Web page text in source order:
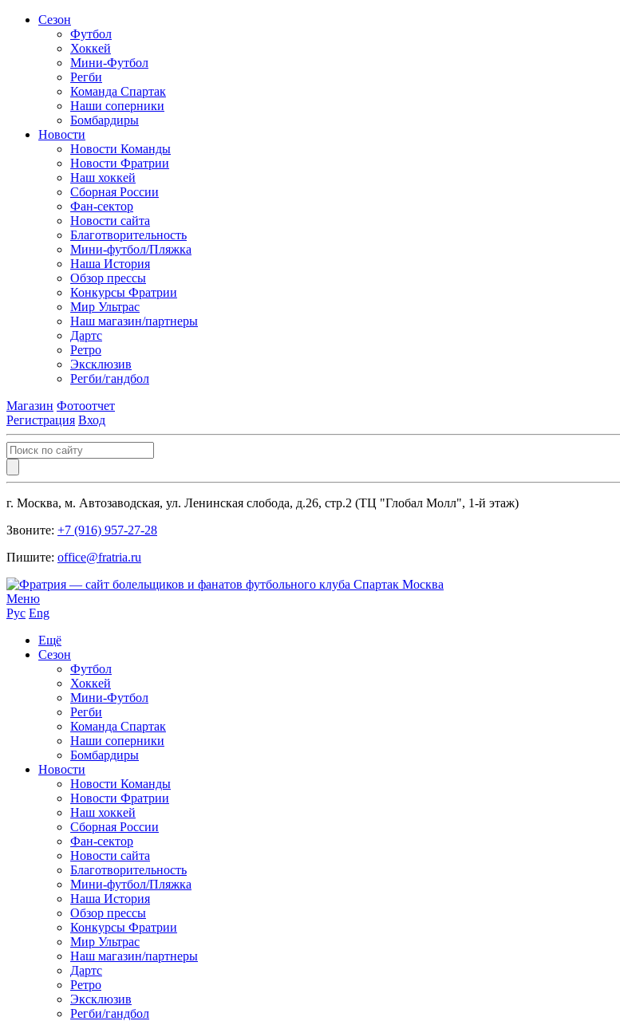
Сезон
Футбол
Хоккей
Мини-Футбол
Регби
Команда Спартак
Наши соперники
Бомбардиры
Новости
Новости Команды
Новости Фратрии
Наш хоккей
Сборная России
Фан-cектор
Новости сайта
Благотворительность
Мини-футбол/Пляжка
Наша История
Обзор прессы
Конкурсы Фратрии
Мир Ультрас
Наш магазин/партнеры
Дартс
Ретро
Эксклюзив
Регби/гандбол
Магазин Фотоотчет
Регистрация Вход
г. Москва, м. Автозаводская, ул. Ленинская слобода, д.26, стр.2 (ТЦ "Глобал Молл", 1-й этаж)
Звоните: +7 (916) 957-27-28
Пишите: office@fratria.ru
Меню
Рус Eng
Ещё
Сезон
Футбол
Хоккей
Мини-Футбол
Регби
Команда Спартак
Наши соперники
Бомбардиры
Новости
Новости Команды
Новости Фратрии
Наш хоккей
Сборная России
Фан-cектор
Новости сайта
Благотворительность
Мини-футбол/Пляжка
Наша История
Обзор прессы
Конкурсы Фратрии
Мир Ультрас
Наш магазин/партнеры
Дартс
Ретро
Эксклюзив
Регби/гандбол